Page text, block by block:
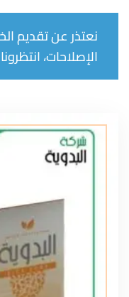
نعتذر عن تقديم
الإصلاحات،